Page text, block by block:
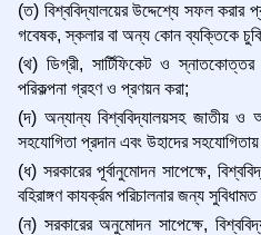
(ত) বিশ্ববিদ্যালয়ের উদ্দেশ্যে সফল করার
গবেষক, স্কলার বা অন্য কোন ব্যক্তিকে
(থ) ডিগ্রী, সার্টিফিকেট ও
পরিকল্পনা গ্রহণ ও প্রণয়ন করা;
(দ) অন্যান্য বিশ্ববিদ্যালয়সহ জাতীয় ও
সহযোগিতা প্রদান এবং উহাদের সহযোগিতায়
(ধ) সরকারের পূর্বানুমোদন সাপেক্ষে,
বহিরাঙ্গণ কাযর্ক্রম পরিচালনার জন্য
(ন) সরকারের অনুমোদন সাপেক্ষে,